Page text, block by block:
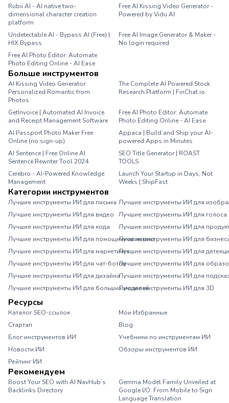
Rubii AI - AI native two-
dimensional character creation
platform
Free AI Kissing Video Generator -
Powered by Vidu AI
Undetectable AI - Bypass AI (Free) |
HIX Bypass
Free AI Image Generator & Maker -
No login required
Free AI Photo Editor: Automate
Photo Editing Online - AI Ease
Больше инструментов
AI Kissing Video Generator:
Personalized Romantic from
Photos
The Complete AI Powered Stock
Research Platform | FinChat.io
GetInvoice | Automated AI Invoice
and Receipt Management Software
Free AI Photo Editor: Automate
Photo Editing Online - AI Ease
AI Passport Photo Maker Free
Online (no sign-up)
Appaca | Build and Ship your AI-
powered Apps in Minutes
AI Sentence | Free Online AI
Sentence Rewriter Tool 2024
SEO Title Generator | ROAST
TOOLS
Cerebro - AI-Powered Knowledge
Management
Launch Your Startup in Days, Not
Weeks | ShipFast
Категории инструментов
Лучшие инструменты ИИ для письма Лучшие инструменты ИИ для
Лучшие инструменты ИИ для видео
Лучшие инструменты ИИ для голоса
Лучшие инструменты ИИ для кода
Лучшие инструменты ИИ для
Лучшие инструменты ИИ для помощников жизниЛучшие инструменты ИИ для
Лучшие инструменты ИИ для маркетингаЛучшие инструменты ИИ для
Лучшие инструменты ИИ для чат-ботовЛучшие инструменты ИИ для
Лучшие инструменты ИИ для дизайнаЛучшие инструменты ИИ для
Лучшие инструменты ИИ для больших моделейЛучшие инструменты ИИ для 3D
Ресурсы
Каталог SEO-ссылок
Мои Избранные
Стартап
Blog
Блог инструментов ИИ
Учебники по инструментам ИИ
Новости ИИ
Обзоры инструментов ИИ
Рейтинг ИИ
Рекомендуем
Boost Your SEO with AI NavHub’s
Backlinks Directory
Gemma Model Family Unveiled at
Google I/O: From Mobile to Sign
Language Translation